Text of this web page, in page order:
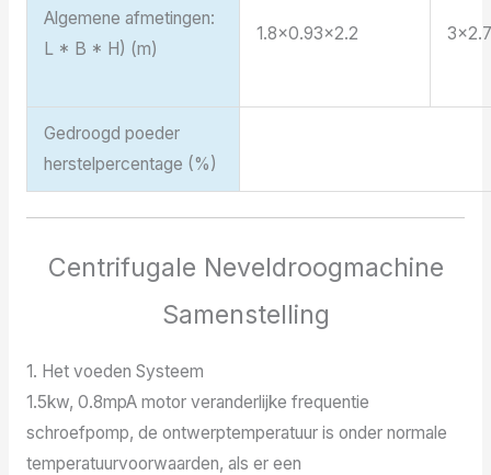
Algemene afmetingen:
L * B * H) (m)
1.8×0.93×2.2
Gedroogd poeder
herstelpercentage (%)
Centrifugale Neveldroogmachine
Samenstelling
1. Het voeden Systeem
1.5kw, 0.8mpA motor veranderlijke frequentie
schroefpomp, de ontwerptemperatuur is onder normale
temperatuurvoorwaarden, als er een